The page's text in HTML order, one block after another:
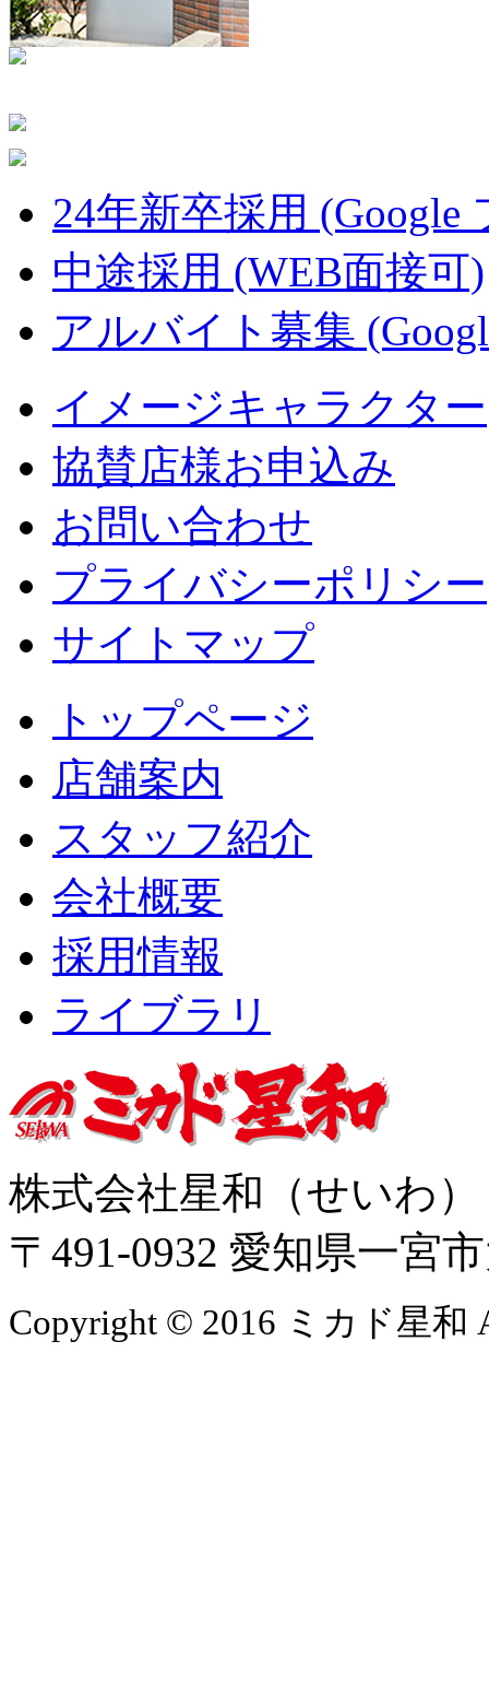
24年新卒採用 (Google
中途採用 (WEB面接可)
アルバイト募集
イメージキャラクター
協賛店様お申込み
お問い合わせ
プライバシーポリシー
サイトマップ
トップページ
店舗案内
スタッフ紹介
会社概要
採用情報
ライブラリ
株式会社星和（せいわ
〒491-0932 愛知県一宮
Copyright © 2016 ミカド星和